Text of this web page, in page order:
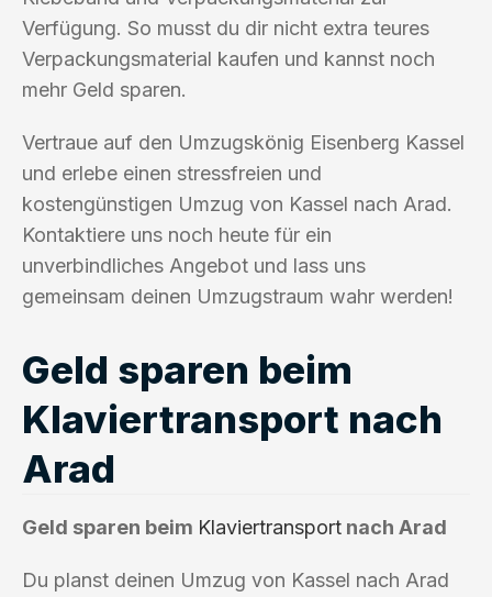
Verfügung. So musst du dir nicht extra teures
Verpackungsmaterial kaufen und kannst noch
mehr Geld sparen.
Vertraue auf den Umzugskönig Eisenberg Kassel
und erlebe einen stressfreien und
kostengünstigen Umzug von Kassel nach Arad.
Kontaktiere uns noch heute für ein
unverbindliches Angebot und lass uns
gemeinsam deinen Umzugstraum wahr werden!
Geld sparen beim
Klaviertransport nach
Arad
Geld sparen beim Klaviertransport nach Arad
Du planst deinen Umzug von Kassel nach Arad